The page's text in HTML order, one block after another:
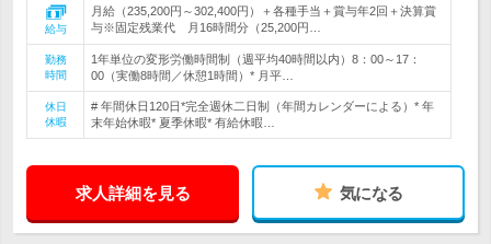
給与
月給（235,200円～302,400円）＋各種手当＋賞与年2回＋決算賞
与※固定残業代 月16時間分（25,200円…
勤務
時間
1年単位の変形労働時間制（週平均40時間以内）8：00～17：
00（実働8時間／休憩1時間）* 月平…
休日
休暇
# 年間休日120日*完全週休二日制（年間カレンダーによる）* 年
末年始休暇* 夏季休暇* 有給休暇…
求人詳細を見る 気になる